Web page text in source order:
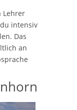
Lehrer
intensiv
Das
an